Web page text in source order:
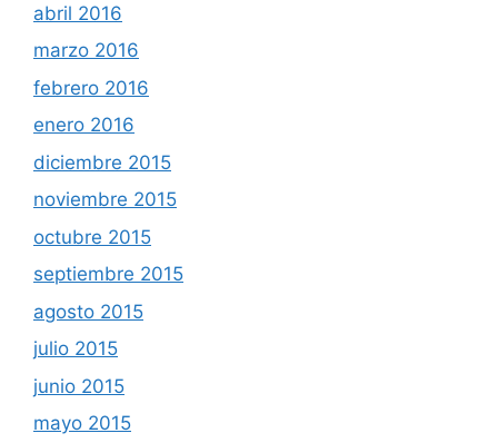
abril 2016
marzo 2016
febrero 2016
enero 2016
diciembre 2015
noviembre 2015
octubre 2015
septiembre 2015
agosto 2015
julio 2015
junio 2015
mayo 2015